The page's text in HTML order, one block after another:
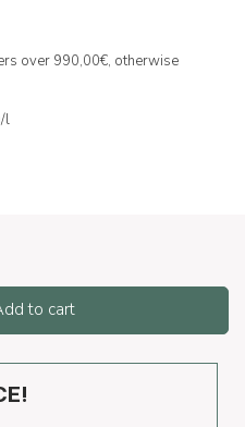
over 990,00€, otherwise
l
to cart